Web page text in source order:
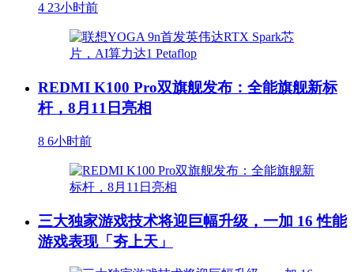
4 23小时前
REDMI K100 Pro双旗舰发布：全能旗舰新标
杆，8月11日亮相
8 6小时前
三大独家游戏技术将迎巨幅升级，一加 16 性能
游戏表现「夯上天」